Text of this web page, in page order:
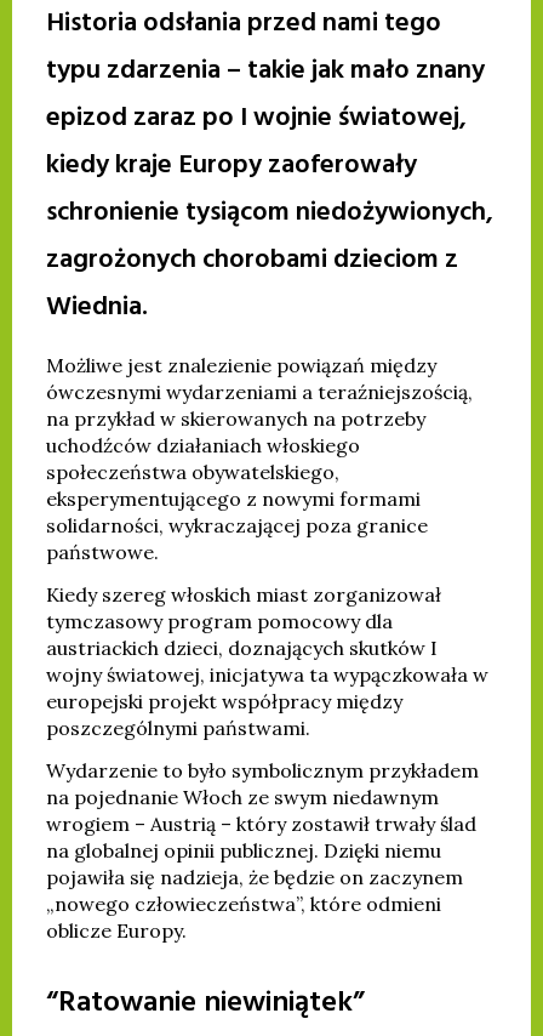
Historia odsłania przed nami tego
typu zdarzenia – takie jak mało znany
epizod zaraz po I wojnie światowej,
kiedy kraje Europy zaoferowały
schronienie tysiącom niedożywionych,
zagrożonych chorobami dzieciom z
Wiednia.
Możliwe jest znalezienie powiązań między
ówczesnymi wydarzeniami a teraźniejszością,
na przykład w skierowanych na potrzeby
uchodźców działaniach włoskiego
społeczeństwa obywatelskiego,
eksperymentującego z nowymi formami
solidarności, wykraczającej poza granice
państwowe.
Kiedy szereg włoskich miast zorganizował
tymczasowy program pomocowy dla
austriackich dzieci, doznających skutków I
wojny światowej, inicjatywa ta wypączkowała w
europejski projekt współpracy między
poszczególnymi państwami.
Wydarzenie to było symbolicznym przykładem
na pojednanie Włoch ze swym niedawnym
wrogiem – Austrią – który zostawił trwały ślad
na globalnej opinii publicznej. Dzięki niemu
pojawiła się nadzieja, że będzie on zaczynem
„nowego człowieczeństwa”, które odmieni
oblicze Europy.
“Ratowanie niewiniątek”